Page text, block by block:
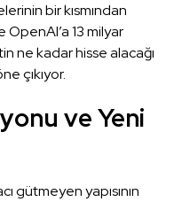
bir kısmından
13 milyar
ne kadar hisse alacağı
çıkıyor.
ve Yeni
gütmeyen yapısının